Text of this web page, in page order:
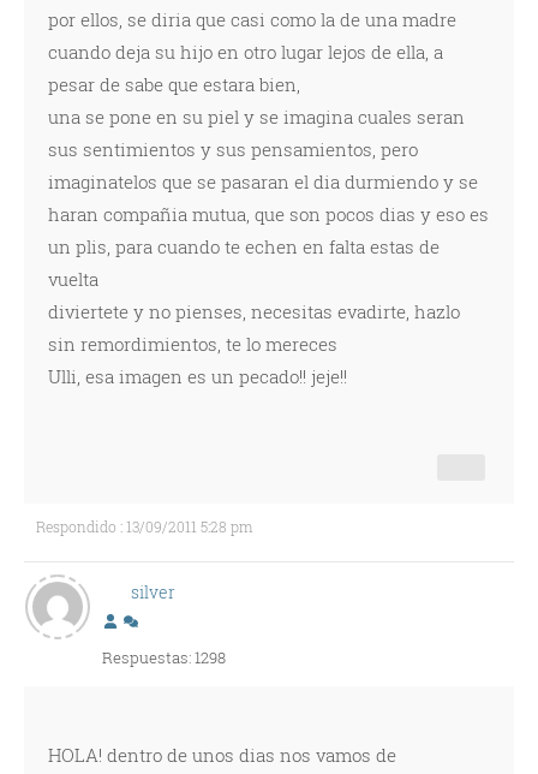
por ellos, se diria que casi como la de una madre
cuando deja su hijo en otro lugar lejos de ella, a
pesar de sabe que estara bien,
una se pone en su piel y se imagina cuales seran
sus sentimientos y sus pensamientos, pero
imaginatelos que se pasaran el dia durmiendo y se
haran compañia mutua, que son pocos dias y eso es
un plis, para cuando te echen en falta estas de
vuelta
diviertete y no pienses, necesitas evadirte, hazlo
sin remordimientos, te lo mereces
Ulli, esa imagen es un pecado!! jeje!!
Respondido : 13/09/2011 5:28 pm
silver
Respuestas: 1298
HOLA! dentro de unos dias nos vamos de